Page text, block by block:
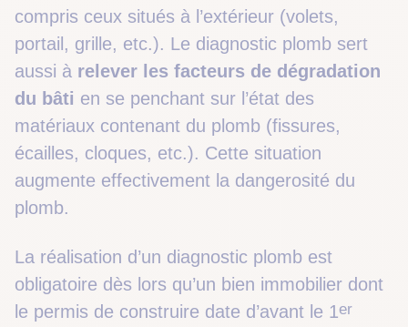
compris ceux situés à l’extérieur (volets,
portail, grille, etc.). Le diagnostic plomb sert
aussi à relever les facteurs de dégradation
du bâti en se penchant sur l’état des
matériaux contenant du plomb (fissures,
écailles, cloques, etc.). Cette situation
augmente effectivement la dangerosité du
plomb.
La réalisation d’un diagnostic plomb est
obligatoire dès lors qu’un bien immobilier dont
le permis de construire date d’avant le 1er